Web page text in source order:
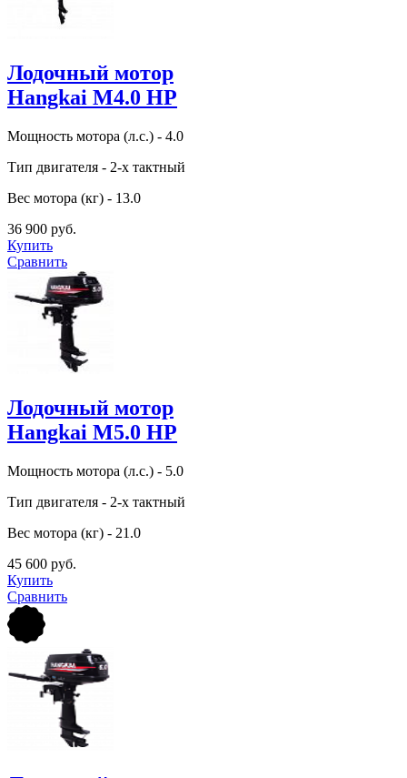
Лодочный мотор
Hangkai M4.0 HP
Мощность мотора (л.с.) - 4.0
Тип двигателя - 2-х тактный
Вес мотора (кг) - 13.0
36 900 руб.
Купить
Сравнить
Лодочный мотор
Hangkai M5.0 HP
Мощность мотора (л.с.) - 5.0
Тип двигателя - 2-х тактный
Вес мотора (кг) - 21.0
45 600 руб.
Купить
Сравнить